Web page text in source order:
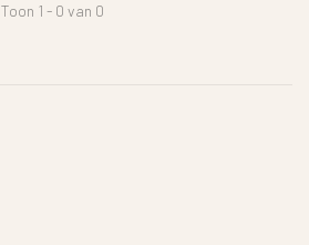
Toon 1 - 0 van 0